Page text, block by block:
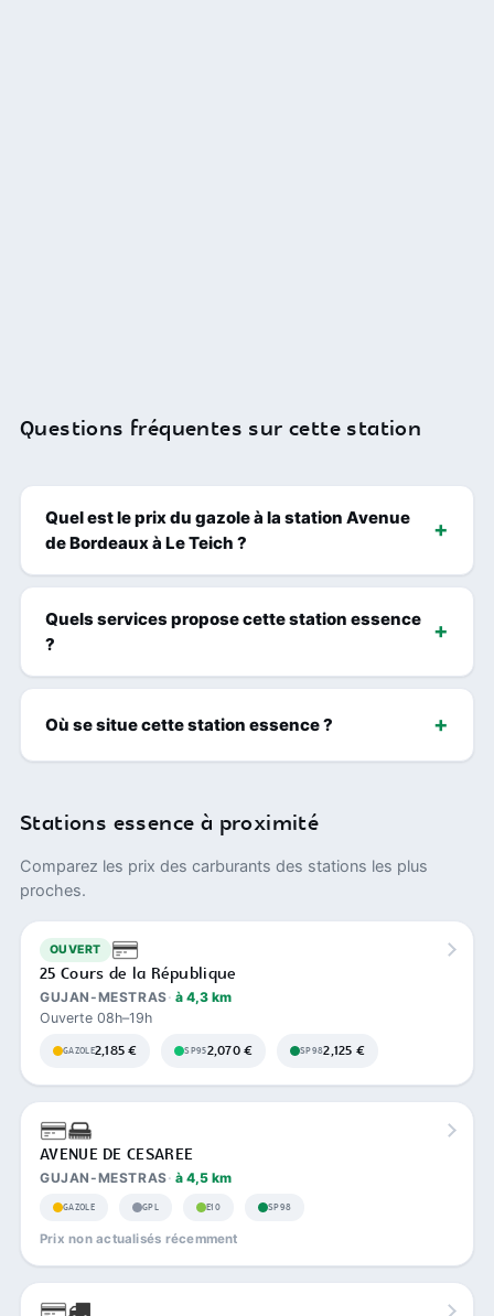
Questions fréquentes sur cette station
Quel est le prix du gazole à la station Avenue
de Bordeaux à Le Teich ?
Quels services propose cette station essence
?
Où se situe cette station essence ?
Stations essence à proximité
Comparez les prix des carburants des stations les plus
proches.
OUVERT
25 Cours de la République
GUJAN-MESTRAS à 4,3 km
Ouverte 08h–19h
GAZOLE2,185 € SP952,070 € SP982,125 €
AVENUE DE CESAREE
GUJAN-MESTRAS à 4,5 km
GAZOLE GPL E10 SP98
Prix non actualisés récemment